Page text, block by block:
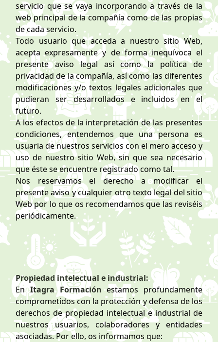
servicio que se vaya incorporando a través de la
web principal de la compañía como de las propias
de cada servicio.
Todo usuario que acceda a nuestro sitio Web,
acepta expresamente y de forma inequívoca el
presente aviso legal así como la política de
privacidad de la compañía, así como las diferentes
modificaciones y/o textos legales adicionales que
pudieran ser desarrollados e incluidos en el
futuro.
A los efectos de la interpretación de las presentes
condiciones, entendemos que una persona es
usuaria de nuestros servicios con el mero acceso y
uso de nuestro sitio Web, sin que sea necesario
que éste se encuentre registrado como tal.
Nos reservamos el derecho a modificar el
presente aviso y cualquier otro texto legal del sitio
Web por lo que os recomendamos que las reviséis
periódicamente.
Propiedad intelectual e industrial:
EnItagra Formación estamos profundamente
comprometidos con la protección y defensa de los
derechos de propiedad intelectual e industrial de
nuestros usuarios, colaboradores y entidades
asociadas. Por ello, os informamos que: